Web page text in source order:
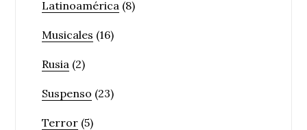
Latinoamérica (8)
Musicales (16)
Rusia (2)
Suspenso (23)
Terror (5)